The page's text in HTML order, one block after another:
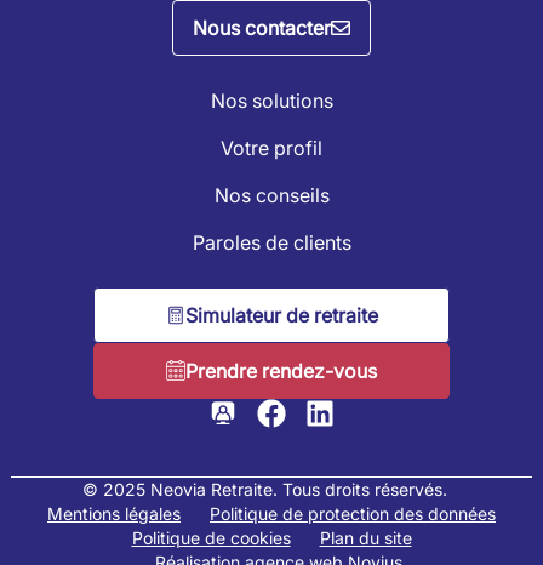
Nous contacter
Nos solutions
Votre profil
Nos conseils
Paroles de clients
Simulateur de retraite
Prendre rendez-vous
© 2025 Neovia Retraite. Tous droits réservés.
Mentions légales
Politique de protection des données
Politique de cookies
Plan du site